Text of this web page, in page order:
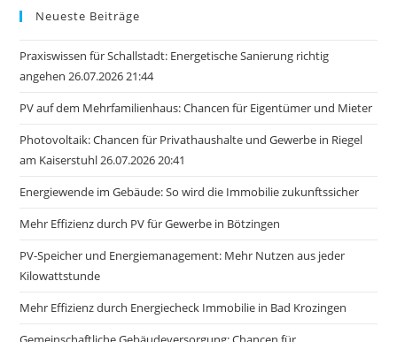
Neueste Beiträge
Praxiswissen für Schallstadt: Energetische Sanierung richtig
angehen 26.07.2026 21:44
PV auf dem Mehrfamilienhaus: Chancen für Eigentümer und Mieter
Photovoltaik: Chancen für Privathaushalte und Gewerbe in Riegel
am Kaiserstuhl 26.07.2026 20:41
Energiewende im Gebäude: So wird die Immobilie zukunftssicher
Mehr Effizienz durch PV für Gewerbe in Bötzingen
PV-Speicher und Energiemanagement: Mehr Nutzen aus jeder
Kilowattstunde
Mehr Effizienz durch Energiecheck Immobilie in Bad Krozingen